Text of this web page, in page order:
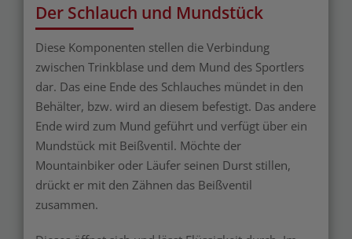
Der Schlauch und Mundstück
Diese Komponenten stellen die Verbindung
zwischen Trinkblase und dem Mund des Sportlers
dar. Das eine Ende des Schlauches mündet in den
Behälter, bzw. wird an diesem befestigt. Das andere
Ende wird zum Mund geführt und verfügt über ein
Mundstück mit Beißventil. Möchte der
Mountainbiker oder Läufer seinen Durst stillen,
drückt er mit den Zähnen das Beißventil
zusammen.